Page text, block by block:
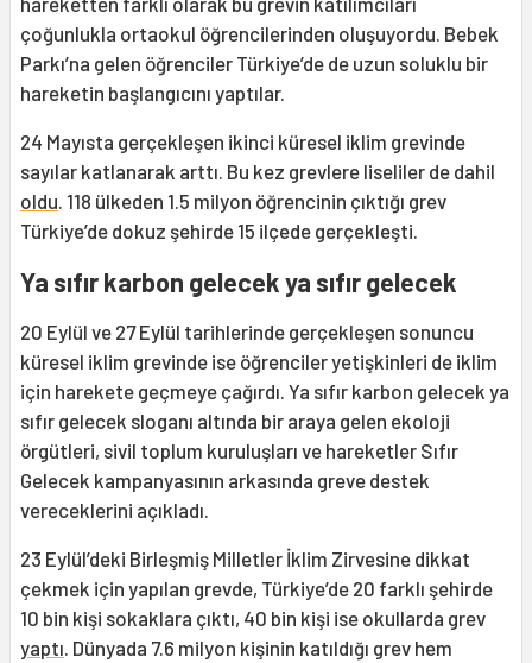
çoğunlukla ortaokul öğrencilerinden oluşuyordu. Bebek
Parkı’na gelen öğrenciler Türkiye’de de uzun soluklu bir
hareketin başlangıcını yaptılar.
24 Mayısta gerçekleşen ikinci küresel iklim grevinde
sayılar katlanarak arttı. Bu kez grevlere liseliler de dahil
oldu . 118 ülkeden 1.5 milyon öğrencinin çıktığı grev
Türkiye’de dokuz şehirde 15 ilçede gerçekleşti.
Ya sıfır karbon gelecek ya sıfır gelecek
20 Eylül ve 27 Eylül tarihlerinde gerçekleşen sonuncu
küresel iklim grevinde ise öğrenciler yetişkinleri de iklim
için harekete geçmeye çağırdı. Ya sıfır karbon gelecek ya
sıfır gelecek sloganı altında bir araya gelen ekoloji
örgütleri, sivil toplum kuruluşları ve hareketler Sıfır
Gelecek kampanyasının arkasında greve destek
vereceklerini açıkladı.
23 Eylül’deki Birleşmiş Milletler İklim Zirvesine dikkat
çekmek için yapılan grevde, Türkiye’de 20 farklı şehirde
10 bin kişi sokaklara çıktı, 40 bin kişi ise okullarda grev
yaptı . Dünyada 7.6 milyon kişinin katıldığı grev hem